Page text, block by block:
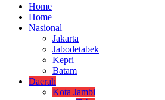
Home
Home
Nasional
Jakarta
Jabodetabek
Kepri
Batam
Daerah
Kota Jambi